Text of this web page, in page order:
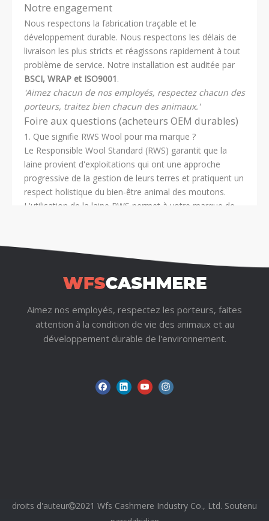
Notre engagement
Nous respectons la fabrication traçable et le
développement durable. Nous respectons les délais de
livraison les plus stricts et réagissons rapidement à tout
problème de service. Notre installation est auditée par
BSCI, WRAP et ISO9001.
'Aimez chacun de nos employés, respectez chacun des
porteurs, traitez bien chacun des animaux.'
Foire aux questions (acheteurs OEM durables)
1. Que signifie RWS Wool pour ma marque ?
Le Responsible Wool Standard (RWS) garantit que la
laine provient d'exploitations qui ont une approche
progressive de la gestion de leurs terres et pratiquent un
respect holistique du bien-être animal des moutons.
L'utilisation de la laine RWS permet à votre marque de
2. Puis-je personnaliser les boutons et les étiquettes ?
Oui. Bien que cette conception comporte des boutons
en nacre, vous pouvez personnaliser tout le matériel.
Nous fournissons également des services complets
marque, des étiquettes volantes, des sacs en
polyéthylène et des coffrets cadeaux.
3. À quelle vitesse pouvez-vous produire un échantillon ?
seulement 1 à 2 semaines. La production en vrac prend
En vertu d'un:
Aimez nos employés, respectez les porteurs, faites
attention à la condition de vie des animaux et au
développement durable de l'environnement.
droits d'auteur2021 Wfs Cashmere Industry Co., Ltd. Soutenu